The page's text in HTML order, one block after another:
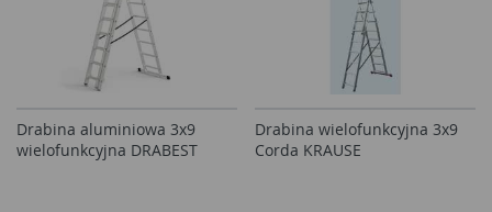
Drabina aluminiowa 3x9
wielofunkcyjna DRABEST
Drabina wielofunkcyjna 3x9
Corda KRAUSE